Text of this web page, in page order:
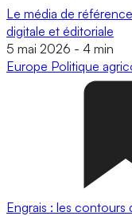
Le média de
digitale et éditoriale
5 mai 2026 - 4 min
Europe Politique
Engrais : les contours